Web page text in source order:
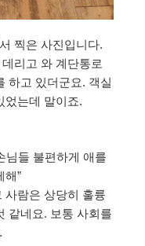
찍은 사진입니다.
리고 와 계단통로
하고 있더군요. 객실
었는데 말이죠.
님들 불편하게 애를
해”
람은 상당히 훌륭
같네요. 보통 사회를